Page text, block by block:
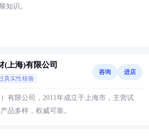
知识。
(上海)有限公司
真实性核验
咨询 进店
有限公司，2011年成立于上海市，主营试
品多样，权威可靠。